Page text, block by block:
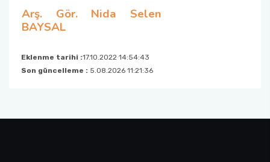
Arş. Gör. Nida Selen
BAYSAL
Eklenme tarihi :17.10.2022 14:54:43
Son güncelleme : 5.08.2026 11:21:36